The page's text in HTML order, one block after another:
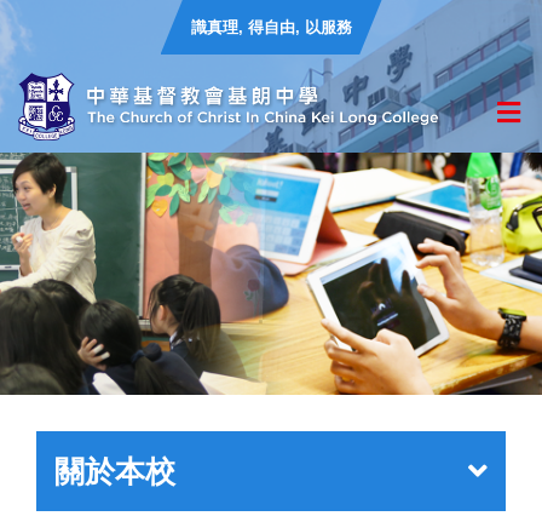
識真理, 得自由, 以服務
關於本校